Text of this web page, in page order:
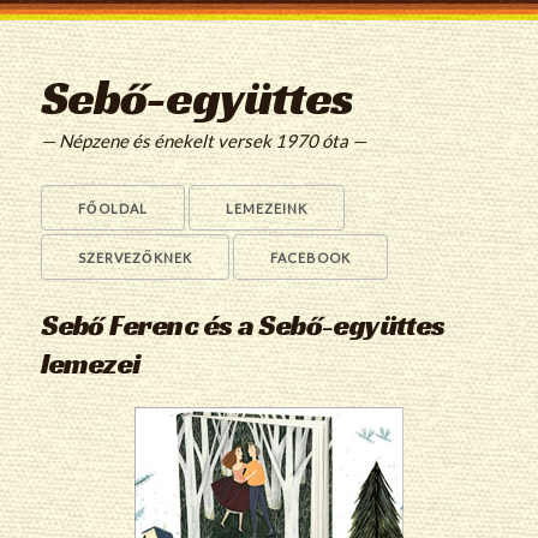
Sebő-együttes
— Népzene és énekelt versek 1970 óta —
FŐOLDAL LEMEZEINK
SZERVEZŐKNEK FACEBOOK
Sebő Ferenc és a Sebő-együttes
lemezei